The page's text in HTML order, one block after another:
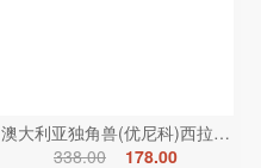
澳大利亚独角兽(优尼科)西拉红葡
338.00
178.00